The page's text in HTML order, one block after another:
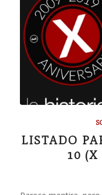
LISTADO
10 (X